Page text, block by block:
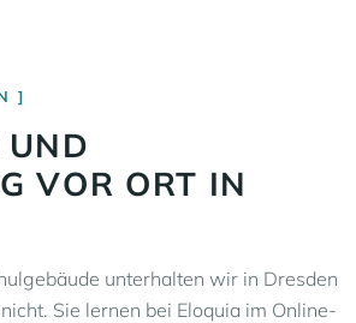
UND
VOR ORT IN
unterhalten wir in Dresden
Sie lernen bei Eloquia im Online-